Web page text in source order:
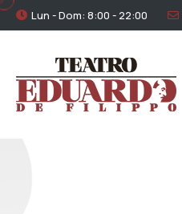
Lun - Dom: 8:00 - 22:00